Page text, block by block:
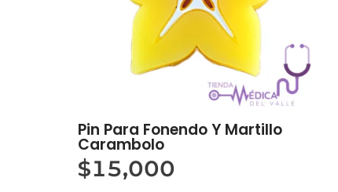
Pin Para Fonendo Y Martillo
Carambolo
$15,000